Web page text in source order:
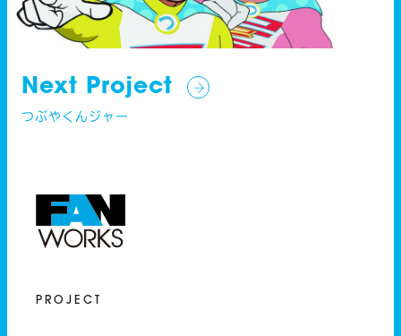
Next Project
つぶやくんジャー
PROJECT